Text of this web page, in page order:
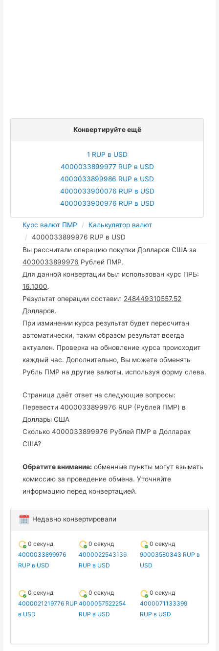
Конвертируйте ещё
1 RUP в USD
4000033899977 RUP в USD
4000033899986 RUP в USD
4000033900076 RUP в USD
4000033900976 RUP в USD
Курс валют ПМР
Калькулятор валют
4000033899976 RUP в USD
Вы рассчитали операцию покупки Долларов США за
4000033899976 Рублей ПМР.
Для данной конвертации был использован курс ПРБ:
16.1000.
Результат операции составил 248449310557.52
Долларов.
При изминении курса результат будет пересчитан
автоматически, таким образом результат всегда
актуален. Проверка на обновление курса происходит
каждый час. Дополнительно, Вы можете обменять
Рубль ПМР на другие валюты, используя форму слева.
Страница даёт ответ на следующие вопросы:
Перевести 4000033899976 RUP (Рублей ПМР) в
Доллары США
Сколько 4000033899976 Рублей ПМР в Долларах
США?
Обратите внимание: обменные пункты могут взымать
комиссию за проведение обмена. Уточняйте
информацию перед конвертацией.
Недавно конвертировали
0 секунд
4000033899976
RUP в USD
0 секунд
4000022543136
RUP в USD
0 секунд
90003580343 RUP в
USD
0 секунд
4000021219776 RUP
в USD
0 секунд
4000057522254
RUP в USD
0 секунд
4000071133399
RUP в USD